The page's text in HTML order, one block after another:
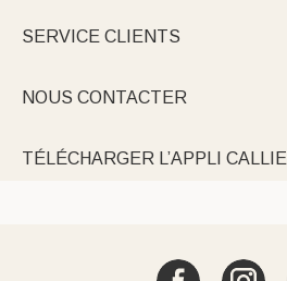
SERVICE CLIENTS
NOUS CONTACTER
TÉLÉCHARGER L’APPLI CALLIE